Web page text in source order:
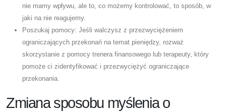
nie mamy wpływu, ale to, co możemy kontrolować, to sposób, w
jaki na nie reagujemy.
Poszukaj pomocy: Jeśli walczysz z przezwyciężeniem
ograniczających przekonań na temat pieniędzy, rozważ
skorzystanie z pomocy trenera finansowego lub terapeuty, który
pomoże ci zidentyfikować i przezwyciężyć ograniczające
przekonania.
Zmiana sposobu myślenia o